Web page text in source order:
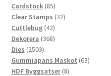
produkter
Cardstock 8585
produkter
Clear Stamps 3232
Cuttlebug 4242
produkter
Dekorera 368368
Dies 25032503
produkter
Gummiapans Maskot 6363
HDF Byggsatser 88